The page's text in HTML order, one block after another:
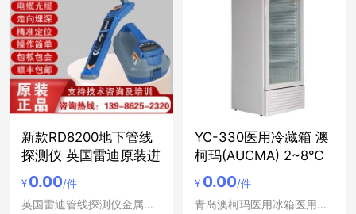
新款RD8200地下管线
探测仪 英国雷迪原装进
¥0.00/件
英国雷迪管线探测仪金属管道定位仪
YC-330医用冷藏箱 澳
柯玛(AUCMA) 2~8℃
¥ 0.00/件
青岛澳柯玛医用冰箱医用冷藏箱低温冰箱冷藏柜立式冷冻